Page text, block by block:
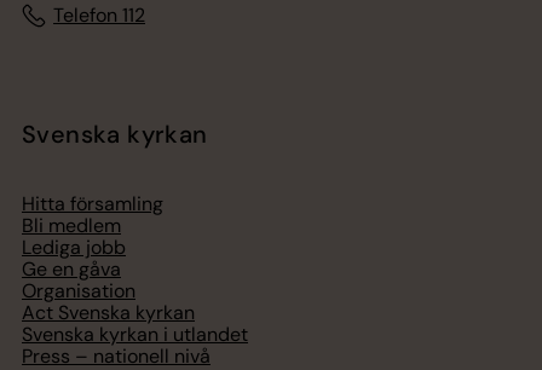
Telefon 112
Svenska kyrkan
Hitta församling
Bli medlem
Lediga jobb
Ge en gåva
Organisation
Act Svenska kyrkan
Svenska kyrkan i utlandet
Press – nationell nivå